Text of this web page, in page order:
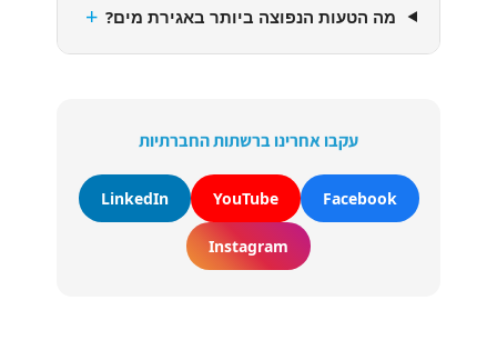
מה הטעות הנפוצה ביותר באגירת מים? +
עקבו אחרינו ברשתות החברתיות
Facebook
YouTube
LinkedIn
Instagram